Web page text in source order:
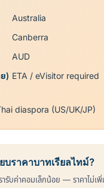
Australia
Canberra
AUD
) ETA / eVisitor required
diaspora (US/UK/JP)
บราคาบาทเรียลไทม์?
ารับค่าคอมเล็กน้อย — ราคาไม่